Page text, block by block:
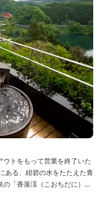
ウトをもって営業を終了いた
「香落渓（こおちだに）温
める湖は、遮るものがな